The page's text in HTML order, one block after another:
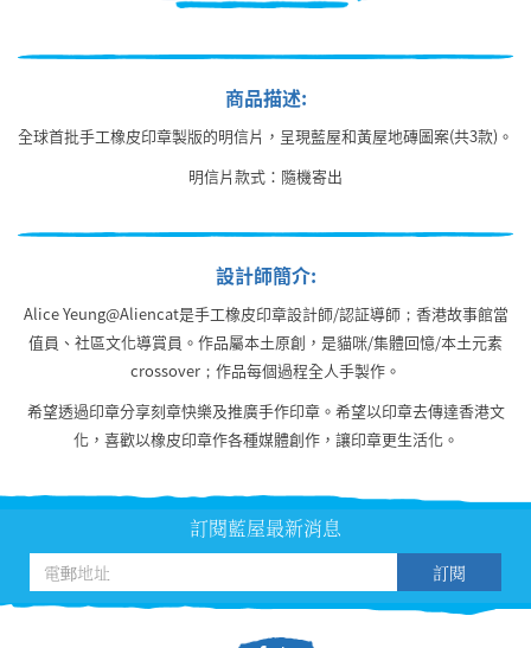
商品描述:
全球首批手工橡皮印章製版的明信片，呈現藍屋和黃屋地磚圖案(共3款)。
明信片款式：隨機寄出
設計師簡介:
Alice Yeung@Aliencat是手工橡皮印章設計師/認証導師；香港故事館當
值員、社區文化導賞員。作品屬本土原創，是貓咪/集體回憶/本土元素
crossover；作品每個過程全人手製作。
希望透過印章分享刻章快樂及推廣手作印章。希望以印章去傳達香港文
化，喜歡以橡皮印章作各種媒體創作，讓印章更生活化。
訂閱藍屋最新消息
訂閱